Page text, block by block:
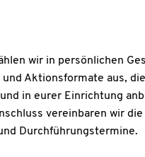
wir in persönlichen
und Aktionsformate aus,
in eurer Einrichtung
vereinbaren wir die
Durchführungstermine.